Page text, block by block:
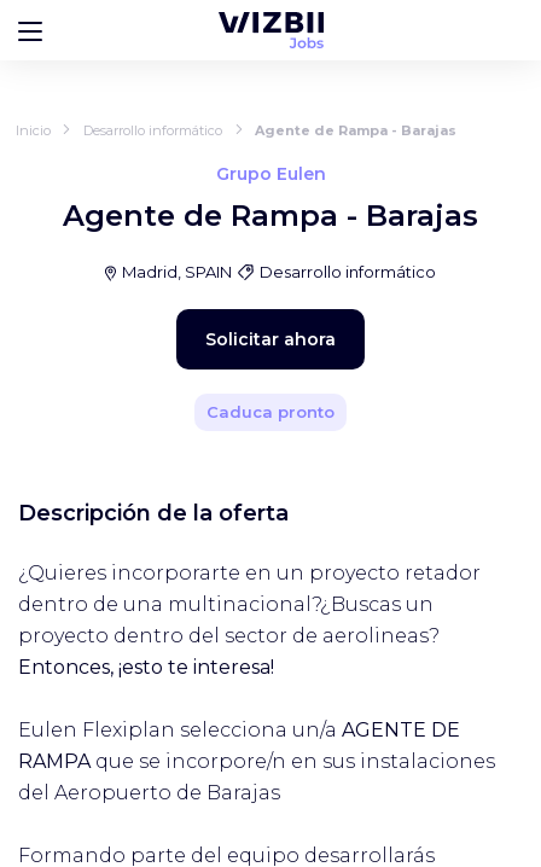
Inicio Desarrollo informático Agente de Rampa - Barajas
Grupo Eulen
Agente de Rampa - Barajas
Madrid, SPAIN Desarrollo informático
Solicitar ahora
Caduca pronto
Descripción de la oferta
¿Quieres incorporarte en un proyecto retador
dentro de una multinacional?¿Buscas un
proyecto dentro del sector de aerolineas?
Entonces, ¡esto te interesa!
Eulen Flexiplan selecciona un/a AGENTE DE
RAMPA que se incorpore/n en sus instalaciones
del Aeropuerto de Barajas
Formando parte del equipo desarrollarás